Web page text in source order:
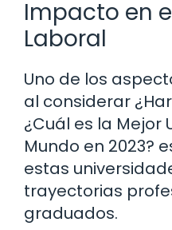
Impacto en
Laboral
Uno de los
al considerar
¿Cuál es la Mejor
Mundo en 2023?
estas
trayectorias
graduados.